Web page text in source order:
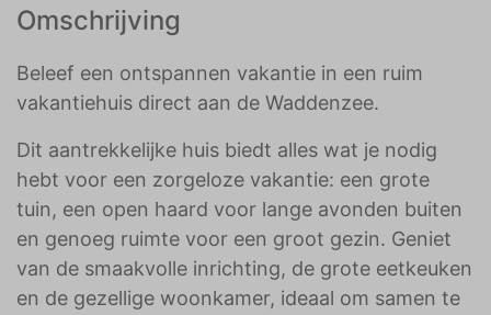
Omschrijving
Beleef een ontspannen vakantie in een ruim
vakantiehuis direct aan de Waddenzee.
Dit aantrekkelijke huis biedt alles wat je nodig
hebt voor een zorgeloze vakantie: een grote
tuin, een open haard voor lange avonden buiten
en genoeg ruimte voor een groot gezin. Geniet
van de smaakvolle inrichting, de grote eetkeuken
en de gezellige woonkamer, ideaal om samen te